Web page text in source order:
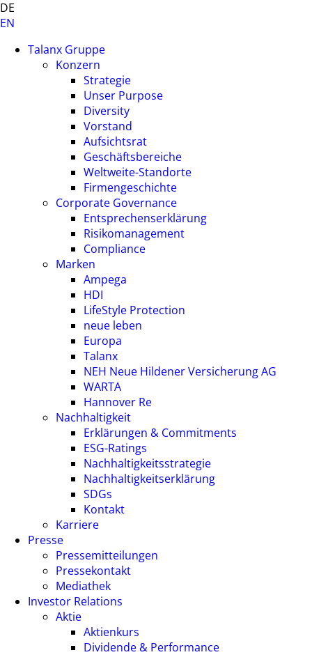
DE
EN
Talanx Gruppe
Konzern
Strategie
Unser Purpose
Diversity
Vorstand
Aufsichtsrat
Geschäftsbereiche
Weltweite-Standorte
Firmengeschichte
Corporate Governance
Entsprechenserklärung
Risikomanagement
Compliance
Marken
Ampega
HDI
LifeStyle Protection
neue leben
Europa
Talanx
NEH Neue Hildener Versicherung AG
WARTA
Hannover Re
Nachhaltigkeit
Erklärungen & Commitments
ESG-Ratings
Nachhaltigkeitsstrategie
Nachhaltigkeitserklärung
SDGs
Kontakt
Karriere
Presse
Pressemitteilungen
Pressekontakt
Mediathek
Investor Relations
Aktie
Aktienkurs
Dividende & Performance